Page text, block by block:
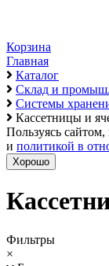
Корзина
Главная
Каталог
Склад и
Системы
Кассетницы и
Пользуясь
и политикой в
Хорошо
Фильтры
×